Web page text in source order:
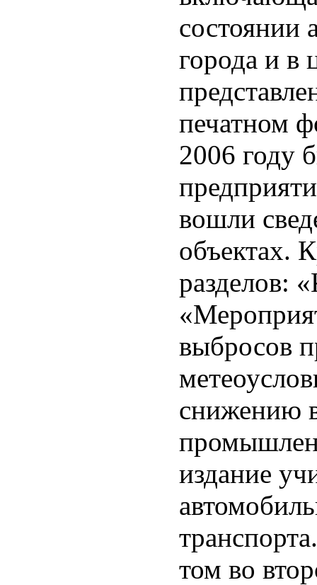
состоянии
города и в
печатном
2006 году
вошли
объектах.
разделов:
выбросов
снижению
издание
том во